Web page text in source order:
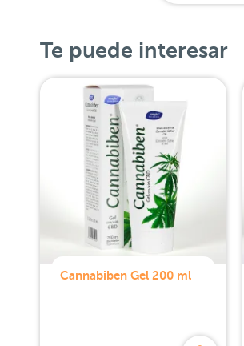
Te puede interesar
Cannabiben Gel 200 ml